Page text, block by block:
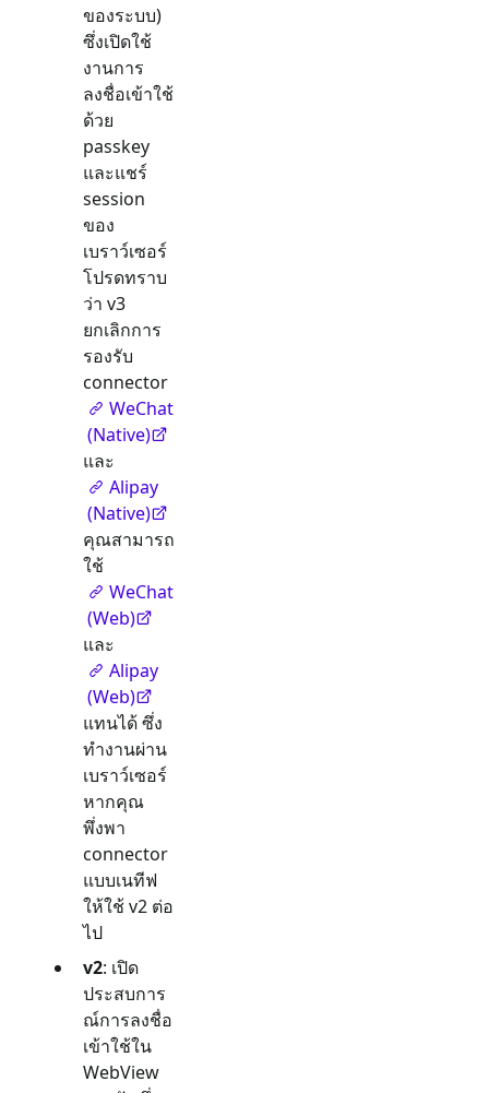
ของระบบ)
ซึ่งเปิดใช้
งานการ
ลงชื่อเข้าใช้
ด้วย
passkey
และแชร์
session
ของ
เบราว์เซอร์
โปรดทราบ
ว่า v3
ยกเลิกการ
รองรับ
connector
WeChat
(Native)
และ
Alipay
(Native)
คุณสามารถ
ใช้
WeChat
(Web)
และ
Alipay
(Web)
แทนได้ ซึ่ง
ทำงานผ่าน
เบราว์เซอร์
หากคุณ
พึ่งพา
connector
แบบเนทีฟ
ให้ใช้ v2 ต่อ
ไป
v2: เปิด
ประสบการ
ณ์การลงชื่อ
เข้าใช้ใน
WebView